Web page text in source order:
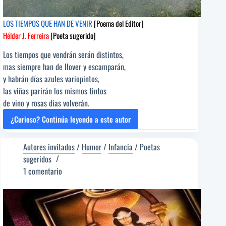
LOS TIEMPOS QUE HAN DE VENIR [Poema del Editor]
Hélder J. Ferreira[Poeta sugerido]
Los tiempos que vendrán serán distintos,
mas siempre han de llover y escamparán,
y habrán días azules variopintos,
las viñas parirán los mismos tintos
de vino y rosas días volverán.
¿Curioso? Continúa leyendo a este autor
LOS
QUE
HAN
[Poema
del
Editor]
Autores invitados/ Humor/ Infancia / Poetas
sugeridos
1 comentario